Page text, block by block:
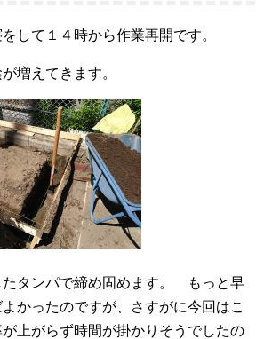
して１４時から作業再開です。
増えてきます。
たタンパで締め固めます。 もっと早
かったのですが、さすがに今回はこ
上がらず時間が掛かりそうでしたの